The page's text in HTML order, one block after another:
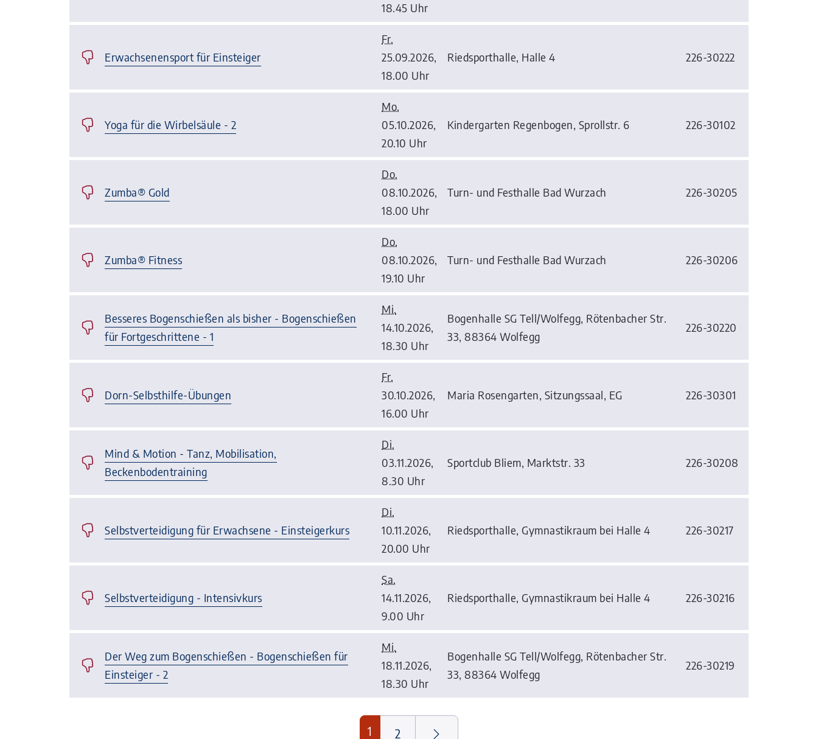
18.45 Uhr
Erwachsenensport für Einsteiger
Fr.
25.09.2026,
18.00 Uhr
Riedsporthalle, Halle 4 226-30222
Yoga für die Wirbelsäule - 2
Mo.
05.10.2026,
20.10 Uhr
Kindergarten Regenbogen, Sprollstr. 6 226-30102
Zumba® Gold
Do.
08.10.2026,
18.00 Uhr
Turn- und Festhalle Bad Wurzach 226-30205
Zumba® Fitness
Do.
08.10.2026,
19.10 Uhr
Turn- und Festhalle Bad Wurzach 226-30206
Besseres Bogenschießen als bisher - Bogenschießen
für Fortgeschrittene - 1
Mi.
14.10.2026,
18.30 Uhr
Bogenhalle SG Tell/Wolfegg, Rötenbacher Str.
33, 88364 Wolfegg
226-30220
Dorn-Selbsthilfe-Übungen
Fr.
30.10.2026,
16.00 Uhr
Maria Rosengarten, Sitzungssaal, EG 226-30301
Mind & Motion - Tanz, Mobilisation,
Beckenbodentraining
Di.
03.11.2026,
8.30 Uhr
Sportclub Bliem, Marktstr. 33 226-30208
Selbstverteidigung für Erwachsene - Einsteigerkurs
Di.
10.11.2026,
20.00 Uhr
Riedsporthalle, Gymnastikraum bei Halle 4 226-30217
Selbstverteidigung - Intensivkurs
Sa.
14.11.2026,
9.00 Uhr
Riedsporthalle, Gymnastikraum bei Halle 4 226-30216
Der Weg zum Bogenschießen - Bogenschießen für
Einsteiger - 2
Mi.
18.11.2026,
18.30 Uhr
Bogenhalle SG Tell/Wolfegg, Rötenbacher Str.
33, 88364 Wolfegg
226-30219
1 2